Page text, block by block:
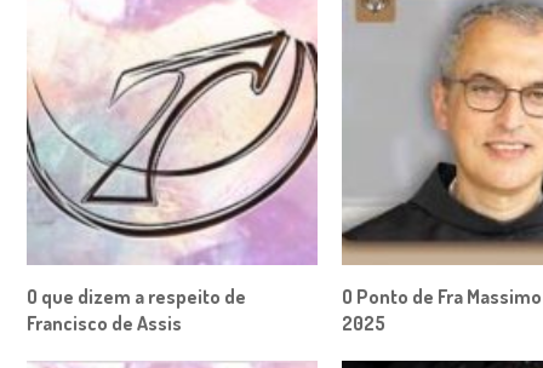
O que dizem a respeito de
Francisco de Assis
O Ponto de Fra
2025